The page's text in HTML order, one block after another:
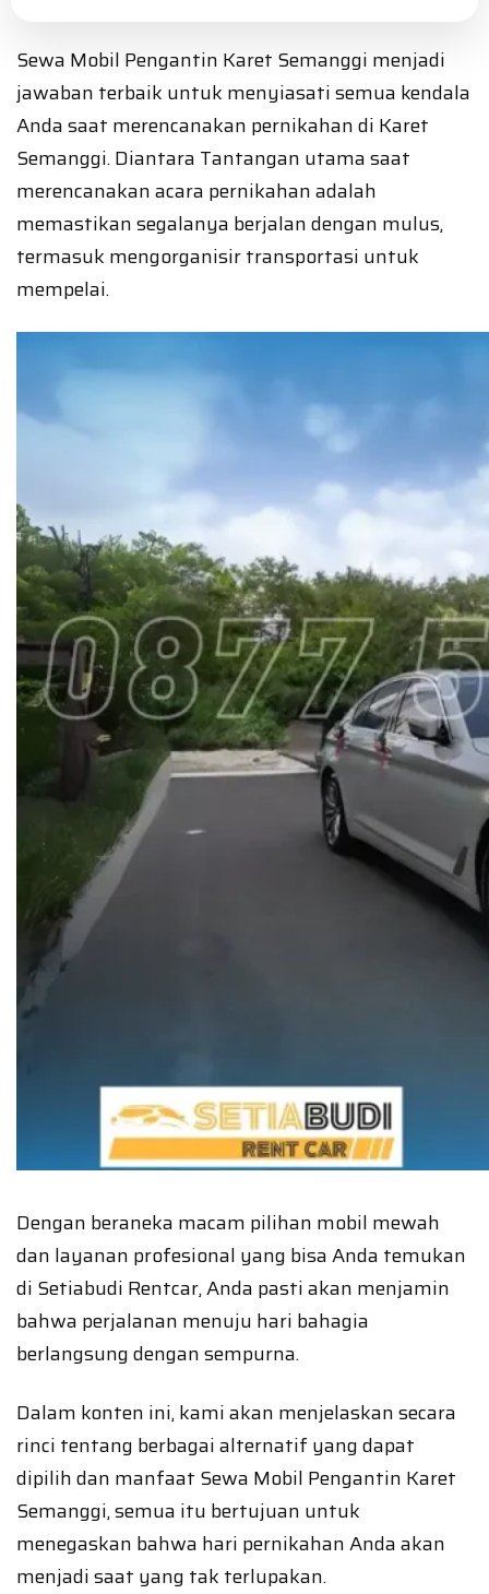
Sewa Mobil Pengantin Karet Semanggi menjadi
jawaban terbaik untuk menyiasati semua kendala
Anda saat merencanakan pernikahan di Karet
Semanggi. Diantara Tantangan utama saat
merencanakan acara pernikahan adalah
memastikan segalanya berjalan dengan mulus,
termasuk mengorganisir transportasi untuk
mempelai.
Dengan beraneka macam pilihan mobil mewah
dan layanan profesional yang bisa Anda temukan
di Setiabudi Rentcar, Anda pasti akan menjamin
bahwa perjalanan menuju hari bahagia
berlangsung dengan sempurna.
Dalam konten ini, kami akan menjelaskan secara
rinci tentang berbagai alternatif yang dapat
dipilih dan manfaat Sewa Mobil Pengantin Karet
Semanggi, semua itu bertujuan untuk
menegaskan bahwa hari pernikahan Anda akan
menjadi saat yang tak terlupakan.